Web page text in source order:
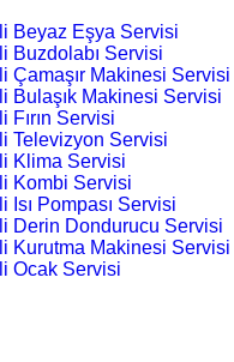
Beyaz Eşya Servisi
Buzdolabı Servisi
Çamaşır Makinesi Servisi
Bulaşık Makinesi Servisi
Fırın Servisi
Televizyon Servisi
Klima Servisi
Kombi Servisi
Isı Pompası Servisi
Derin Dondurucu Servisi
Kurutma Makinesi Servisi
Ocak Servisi